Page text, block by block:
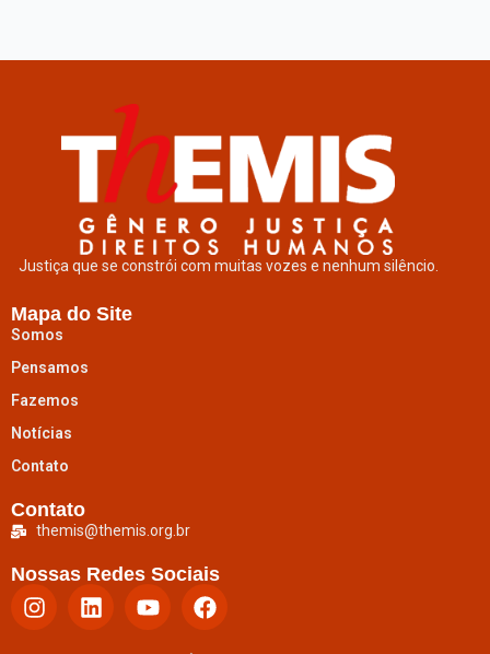
Justiça que se constrói com muitas vozes e nenhum silêncio.
Mapa do Site
Somos
Pensamos
Fazemos
Notícias
Contato
Contato
themis@themis.org.br
Nossas Redes Sociais